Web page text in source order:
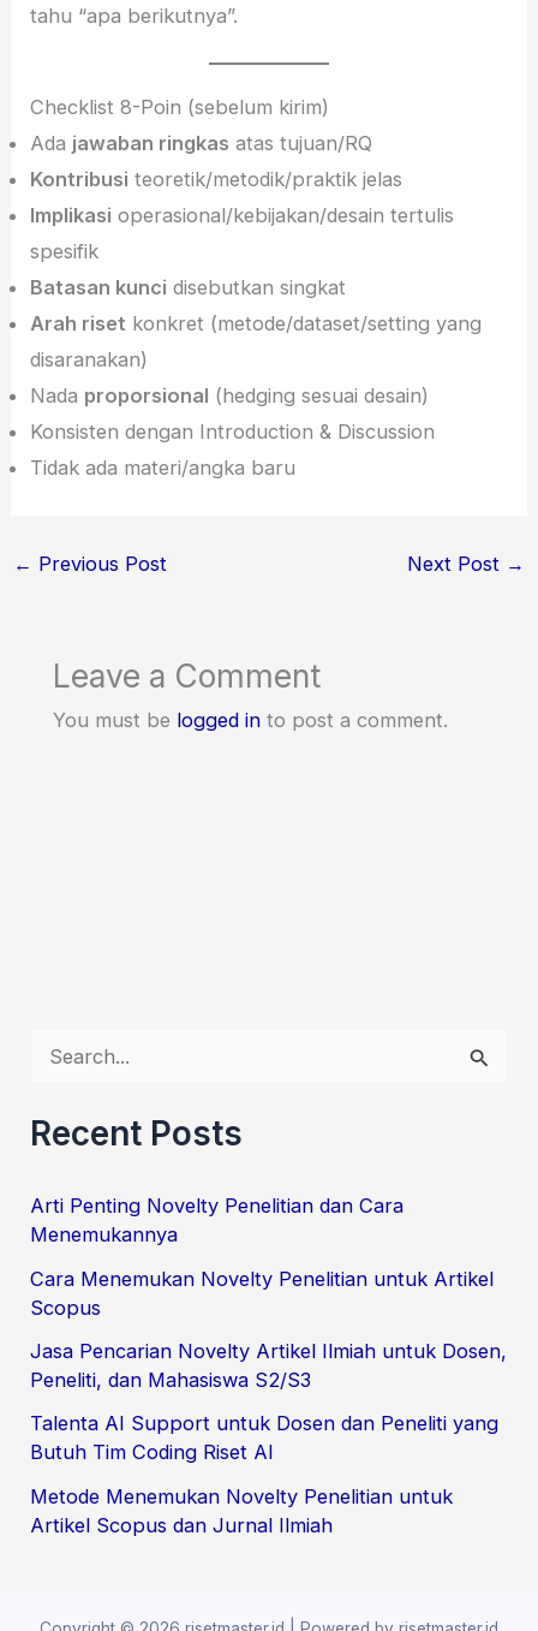
tahu “apa berikutnya”.
Checklist 8-Poin (sebelum kirim)
Ada jawaban ringkas atas tujuan/RQ
Kontribusi teoretik/metodik/praktik jelas
Implikasi operasional/kebijakan/desain tertulis
spesifik
Batasan kunci disebutkan singkat
Arah riset konkret (metode/dataset/setting yang
disaranakan)
Nada proporsional (hedging sesuai desain)
Konsisten dengan Introduction & Discussion
Tidak ada materi/angka baru
← Previous Post Next Post →
Leave a Comment
You must be logged into post a comment.
a
c
f
r
Recent Posts
Arti Penting Novelty Penelitian dan Cara
Menemukannya
Cara Menemukan Novelty Penelitian untuk Artikel
Scopus
Jasa Pencarian Novelty Artikel Ilmiah untuk Dosen,
Peneliti, dan Mahasiswa S2/S3
Talenta AI Support untuk Dosen dan Peneliti yang
Butuh Tim Coding Riset AI
Metode Menemukan Novelty Penelitian untuk
Artikel Scopus dan Jurnal Ilmiah